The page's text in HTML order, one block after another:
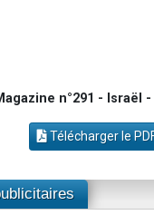
n°291 - Israël
Télécharger le